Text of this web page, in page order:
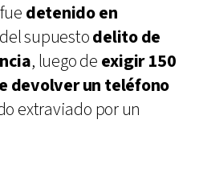
detenido en
supuestodelito de
, luego de exigir 150
devolver un teléfono
extraviado por un